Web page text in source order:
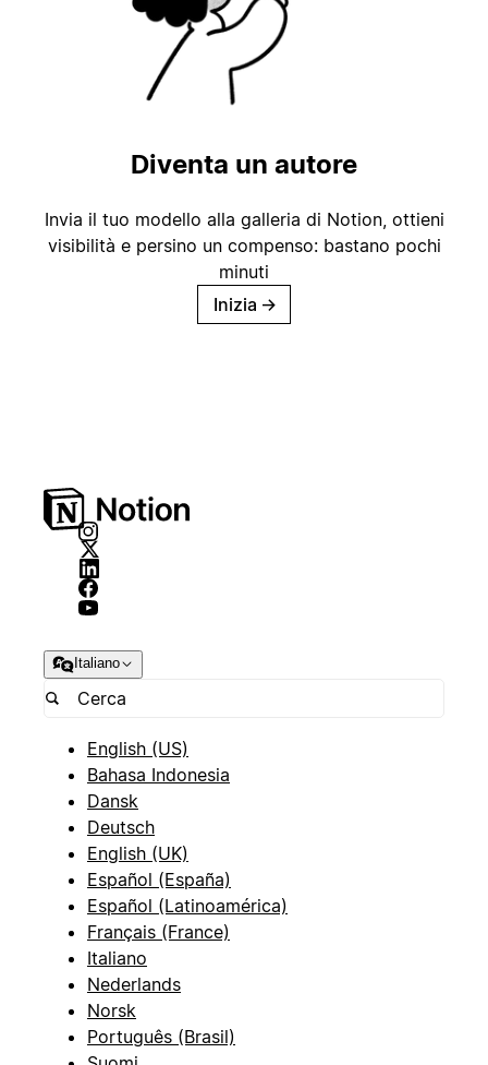
Diventa un autore
Invia il tuo modello alla galleria di Notion, ottieni
visibilità e persino un compenso: bastano pochi
minuti
Inizia →
Italiano
English (US)
Bahasa Indonesia
Dansk
Deutsch
English (UK)
Español (España)
Español (Latinoamérica)
Français (France)
Italiano
Nederlands
Norsk
Português (Brasil)